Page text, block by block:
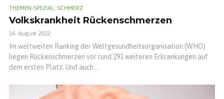
THEMEN-SPEZIAL: SCHMERZ
Volkskrankheit Rückenschmerzen
16. August 2022
Im weltweiten Ranking der Weltgesundheitsorganisation (WHO)
liegen Rückenschmerzen vor rund 291 weiteren Erkrankungen auf
dem ersten Platz. Und auch...